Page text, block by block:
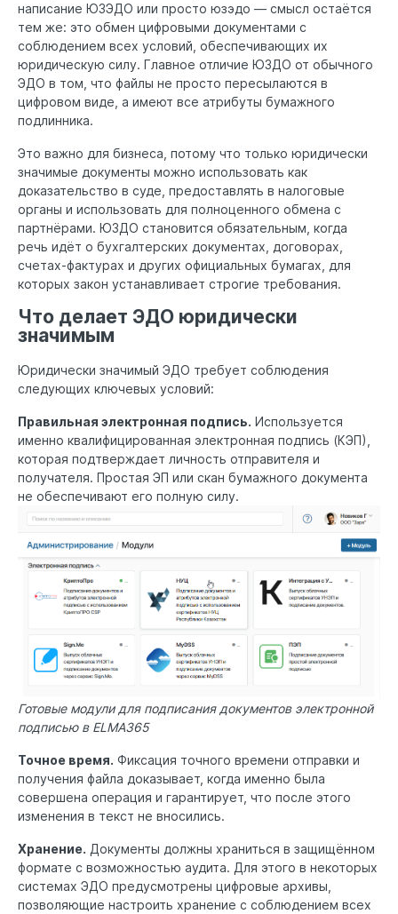
написание ЮЗЭДО или просто юзэдо — смысл остаётся
тем же: это обмен цифровыми документами с
соблюдением всех условий, обеспечивающих их
юридическую силу. Главное отличие ЮЗДО от обычного
ЭДО в том, что файлы не просто пересылаются в
цифровом виде, а имеют все атрибуты бумажного
подлинника.
Это важно для бизнеса, потому что только юридически
значимые документы можно использовать как
доказательство в суде, предоставлять в налоговые
органы и использовать для полноценного обмена с
партнёрами. ЮЗДО становится обязательным, когда
речь идёт о бухгалтерских документах, договорах,
счетах-фактурах и других официальных бумагах, для
которых закон устанавливает строгие требования.
Что делает ЭДО юридически
значимым
Юридически значимый ЭДО требует соблюдения
следующих ключевых условий:
Правильная электронная подпись. Используется
именно квалифицированная электронная подпись (КЭП),
которая подтверждает личность отправителя и
получателя. Простая ЭП или скан бумажного документа
не обеспечивают его полную силу.
Готовые модули для подписания документов электронной
подписью в ELMA365
Точное время. Фиксация точного времени отправки и
получения файла доказывает, когда именно была
совершена операция и гарантирует, что после этого
изменения в текст не вносились.
Хранение. Документы должны храниться в защищённом
формате с возможностью аудита. Для этого в некоторых
системах ЭДО предусмотрены цифровые архивы,
позволяющие настроить хранение с соблюдением всех